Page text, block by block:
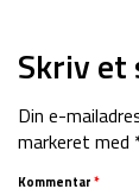
Skriv et
Din e-
markeret med
Kommentar*